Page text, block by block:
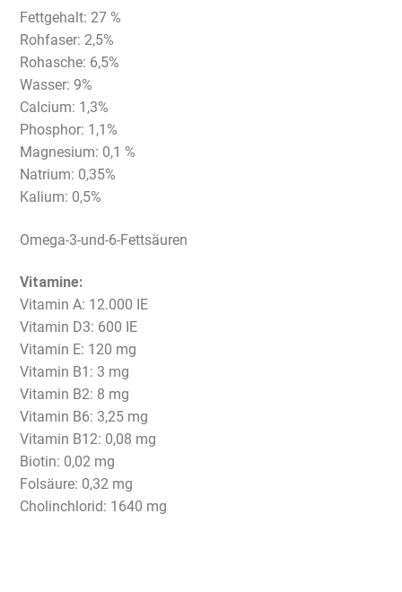
Fettgehalt: 27 %
Rohfaser: 2,5%
Rohasche: 6,5%
Wasser: 9%
Calcium: 1,3%
Phosphor: 1,1%
Magnesium: 0,1 %
Natrium: 0,35%
Kalium: 0,5%
Omega-3-und-6-Fettsäuren
Vitamine:
Vitamin A: 12.000 IE
Vitamin D3: 600 IE
Vitamin E: 120 mg
Vitamin B1: 3 mg
Vitamin B2: 8 mg
Vitamin B6: 3,25 mg
Vitamin B12: 0,08 mg
Biotin: 0,02 mg
Folsäure: 0,32 mg
Cholinchlorid: 1640 mg